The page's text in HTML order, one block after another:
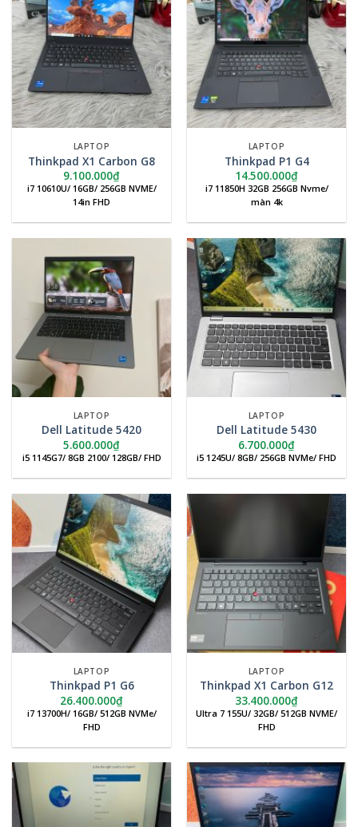
LAPTOP
Thinkpad X1 Carbon G8
9.100.000₫
i7 10610U/ 16GB/ 256GB NVME/
14in FHD
LAPTOP
Thinkpad P1 G4
14.500.000₫
i7 11850H 32GB 256GB Nvme/
màn 4k
LAPTOP
Dell Latitude 5420
5.600.000₫
i5 1145G7/ 8GB 2100/ 128GB/ FHD
LAPTOP
Dell Latitude 5430
6.700.000₫
i5 1245U/ 8GB/ 256GB NVMe/ FHD
LAPTOP
Thinkpad P1 G6
26.400.000₫
i7 13700H/ 16GB/ 512GB NVMe/
FHD
LAPTOP
Thinkpad X1 Carbon G12
33.400.000₫
Ultra 7 155U/ 32GB/ 512GB NVME/
FHD